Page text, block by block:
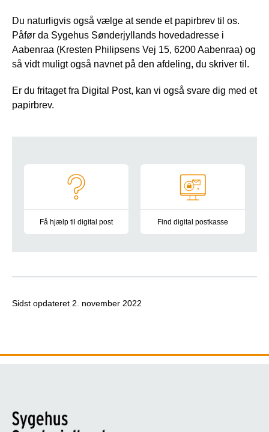
Du naturligvis også vælge at sende et papirbrev til os.
Påfør da Sygehus Sønderjyllands hovedadresse i
Aabenraa (Kresten Philipsens Vej 15, 6200 Aabenraa) og
så vidt muligt også navnet på den afdeling, du skriver til.
Er du fritaget fra Digital Post, kan vi også svare dig med et
papirbrev.
Få hjælp til digital post Find digital postkasse
Sidst opdateret 2. november 2022